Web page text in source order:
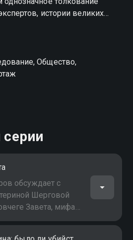
истории великих
Общество,
обсуждает с
Шерговой
Завета, мифах
содержат в